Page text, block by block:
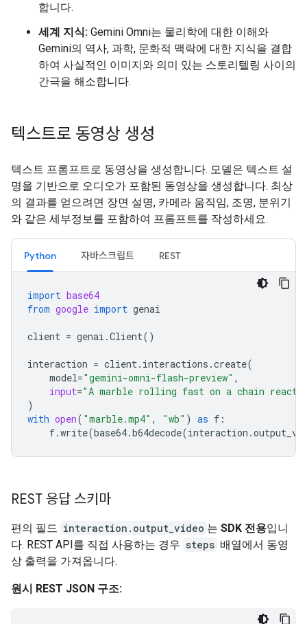
합니다.
세계 지식: Gemini Omni는 물리학에 대한 이해와
Gemini의 역사, 과학, 문화적 맥락에 대한 지식을 결합
하여 사실적인 이미지와 의미 있는 스토리텔링 사이의
간극을 해소합니다.
텍스트로 동영상 생성
텍스트 프롬프트로 동영상을 생성합니다. 모델은 텍스트 설
명을 기반으로 오디오가 포함된 동영상을 생성합니다. 최상
의 결과를 얻으려면 장면 설명, 카메라 움직임, 조명, 분위기
와 같은 세부정보를 포함하여 프롬프트를 작성하세요.
Python 자바스크립트 REST
import base64
from google import genai
client = genai .Client()
interaction = client. interactions .create(
model="gemini-omni-flash-preview" ,
input="A marble rolling fast on a chain
)
with open( "marble.mp4" , "wb" ) as f :
f.write(base64.b64decode(interaction .
REST 응답 스키마
편의 필드 interaction.output_video 는 SDK 전용입니
다. REST API를 직접 사용하는 경우 steps 배열에서 동영
상 출력을 가져옵니다.
원시 REST JSON 구조: